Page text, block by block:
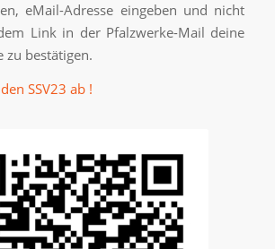
eMail-Adresse eingeben und nicht
Link in der Pfalzwerke-Mail deine
zu bestätigen.
SSV23 ab !